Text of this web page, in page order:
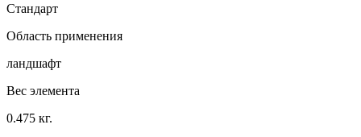
Стандарт
Область применения
ландшафт
Вес элемента
0.475 кг.